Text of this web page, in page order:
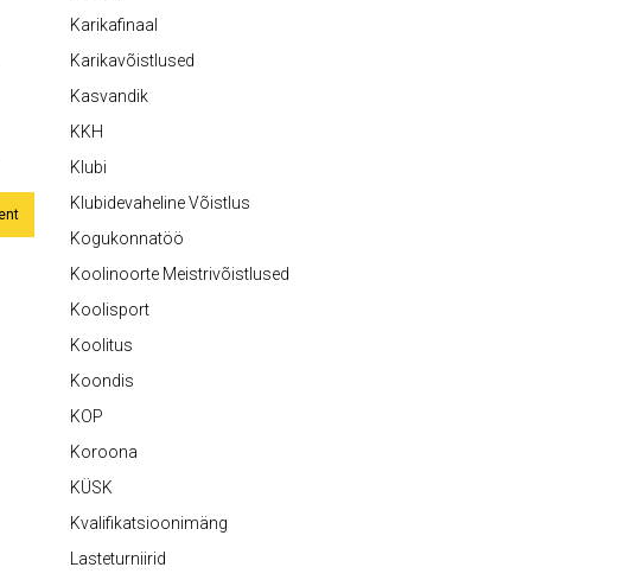
Karikafinaal
Karikavõistlused
Kasvandik
KKH
Klubi
Klubidevaheline Võistlus
Kogukonnatöö
Koolinoorte Meistrivõistlused
Koolisport
Koolitus
Koondis
KOP
Koroona
KÜSK
Kvalifikatsioonimäng
Lasteturniirid